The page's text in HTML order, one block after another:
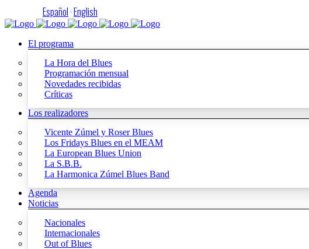
Español·English
El programa
La Hora del Blues
Programación mensual
Novedades recibidas
Críticas
Los realizadores
Vicente Zúmel y Roser Blues
Los Fridays Blues en el MEAM
La European Blues Union
La S.B.B.
La Harmonica Zúmel Blues Band
Agenda
Noticias
Nacionales
Internacionales
Out of Blues